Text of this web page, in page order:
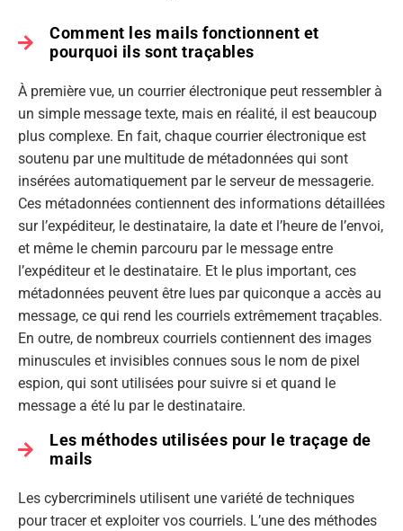
Comment les mails fonctionnent et
pourquoi ils sont traçables
À première vue, un courrier électronique peut ressembler à
un simple message texte, mais en réalité, il est beaucoup
plus complexe. En fait, chaque courrier électronique est
soutenu par une multitude de métadonnées qui sont
insérées automatiquement par le serveur de messagerie.
Ces métadonnées contiennent des informations détaillées
sur l’expéditeur, le destinataire, la date et l’heure de l’envoi,
et même le chemin parcouru par le message entre
l’expéditeur et le destinataire. Et le plus important, ces
métadonnées peuvent être lues par quiconque a accès au
message, ce qui rend les courriels extrêmement traçables.
En outre, de nombreux courriels contiennent des images
minuscules et invisibles connues sous le nom de pixel
espion, qui sont utilisées pour suivre si et quand le
message a été lu par le destinataire.
Les méthodes utilisées pour le traçage de
mails
Les cybercriminels utilisent une variété de techniques
pour tracer et exploiter vos courriels. L’une des méthodes